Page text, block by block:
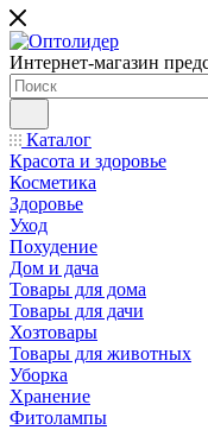
Интернет-магазин
Каталог
Красота и здоровье
Косметика
Здоровье
Уход
Похудение
Дом и дача
Товары для дома
Товары для дачи
Хозтовары
Товары для животных
Уборка
Хранение
Фитолампы